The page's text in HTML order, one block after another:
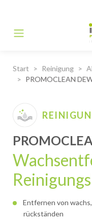
Main
Start Reinigung
PROMOCLEAN
Entfernen von
rückständen